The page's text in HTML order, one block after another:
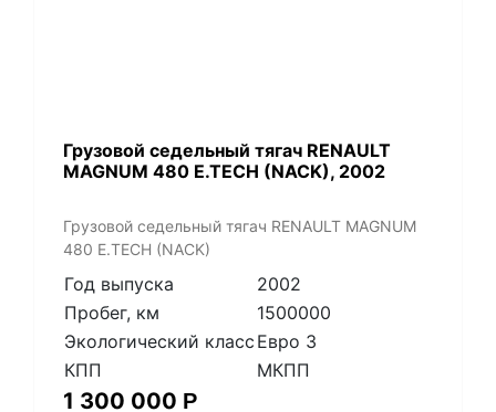
​Грузовой седельный тягач RENAULT
MAGNUM 480 E.TECH (NACK), 2002
​Грузовой седельный тягач RENAULT MAGNUM
480 E.TECH (NACK)
Год выпуска
2002
Пробег, км
1500000
Экологический класс Евро 3
КПП
МКПП
1 300 000 Р